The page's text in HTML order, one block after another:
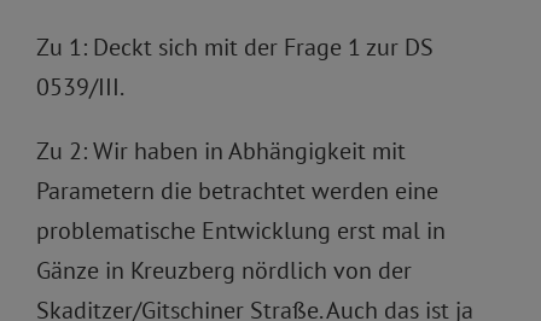
Zu 1: Deckt sich mit der Frage 1 zur DS
0539/III.
Zu 2: Wir haben in Abhängigkeit mit
Parametern die betrachtet werden eine
problematische Entwicklung erst mal in
Gänze in Kreuzberg nördlich von der
Skaditzer/Gitschiner Straße. Auch das ist ja